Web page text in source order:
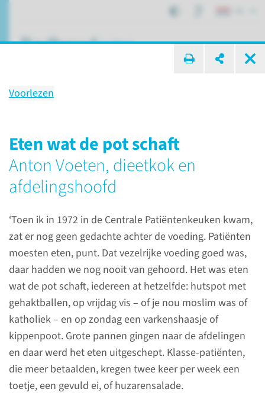
Voorlezen
Eten wat de pot schaft
Anton Voeten, dieetkok en
afdelingshoofd
‘Toen ik in 1972 in de Centrale Patiëntenkeuken kwam,
zat er nog geen gedachte achter de voeding. Patiënten
moesten eten, punt. Dat vezelrijke voeding goed was,
daar hadden we nog nooit van gehoord. Het was eten
wat de pot schaft, iedereen at hetzelfde: hutspot met
gehaktballen, op vrijdag vis – of je nou moslim was of
katholiek – en op zondag een varkenshaasje of
kippenpoot. Grote pannen gingen naar de afdelingen
en daar werd het eten uitgeschept. Klasse-patiënten,
die meer betaalden, kregen twee keer per week een
toetje, een gevuld ei, of huzarensalade.
voormalige Centrale Patiënten
Keuken
Over het Radboudumc Kunst Kunstwerk Toetje
Over de Centrale